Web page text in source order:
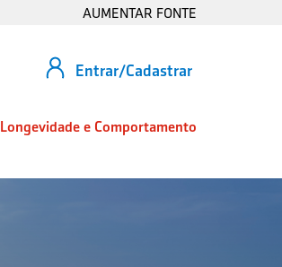
AUMENTAR FONTE
Entrar/Cadastrar
Longevidade e Comportamento